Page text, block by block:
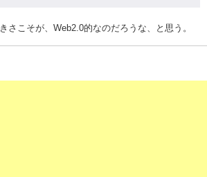
さこそが、Web2.0的なのだろうな、と思う。